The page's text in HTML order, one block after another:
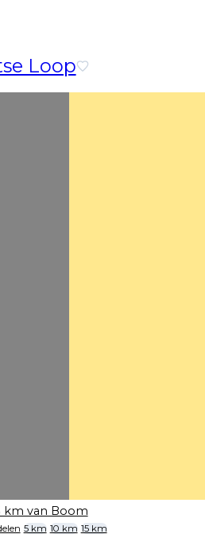
Loop
km van Boom
5 km 10 km 15 km